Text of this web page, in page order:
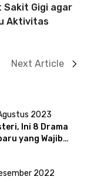
Sakit Gigi agar
Aktivitas
Next Article
2023
Ini 8 Drama
yang Wajib
2022